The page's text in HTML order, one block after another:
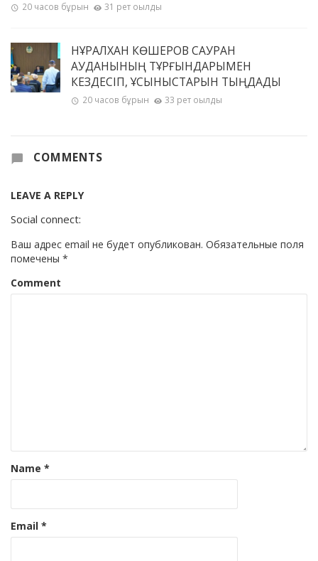
20 часов бұрын 31 рет оқылды
НҰРАЛХАН КӨШЕРОВ САУРАН
АУДАНЫНЫҢ ТҰРҒЫНДАРЫМЕН
КЕЗДЕСІП, ҰСЫНЫСТАРЫН ТЫҢДАДЫ
20 часов бұрын 33 рет оқылды
COMMENTS
LEAVE A REPLY
Social connect:
Ваш адрес email не будет опубликован. Обязательные поля
помечены *
Comment
Name *
Email *